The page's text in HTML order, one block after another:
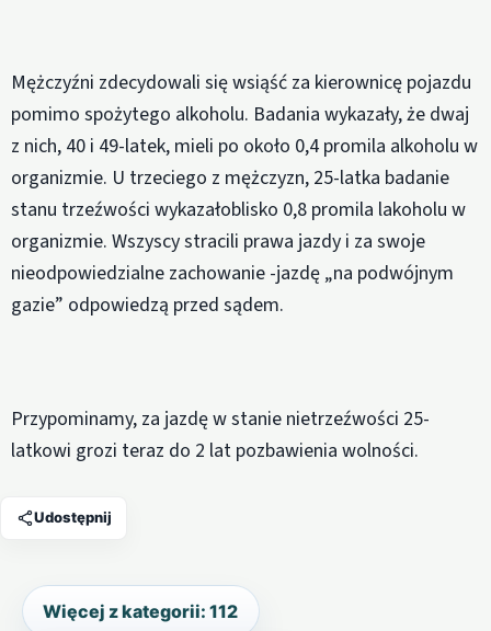
Mężczyźni zdecydowali się wsiąść za kierownicę pojazdu
pomimo spożytego alkoholu. Badania wykazały, że dwaj
z nich, 40 i 49-latek, mieli po około 0,4 promila alkoholu w
organizmie. U trzeciego z mężczyzn, 25-latka badanie
stanu trzeźwości wykazałoblisko 0,8 promila lakoholu w
organizmie. Wszyscy stracili prawa jazdy i za swoje
nieodpowiedzialne zachowanie -jazdę „na podwójnym
gazie” odpowiedzą przed sądem.
Przypominamy, za jazdę w stanie nietrzeźwości 25-
latkowi grozi teraz do 2 lat pozbawienia wolności.
Udostępnij
Więcej z kategorii: 112